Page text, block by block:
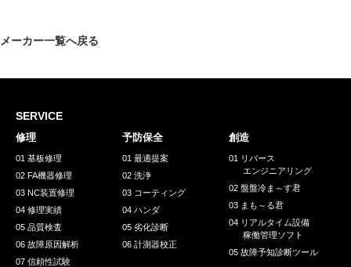
INTERVIEW
採用情報
GREEN CHALLENGE
環境への取り組み
お問い合わせ 発送先
メーカー一覧へ戻る
SERVICE
修理
01 基板修理
02 FA機器修理
03 NC装置修理
04 修理実績
05 品質検査
06 故障原因解析
07 信頼性試験
予防保全
01 最適提案
02 洗浄
03 コーティング
04 ハンダ
05 劣化診断
06 計測器校正
創造
01 リバース
エンジニアリング
02 盤盤冷ま～す君
03 まも～る君
04 リアルタイム設備
稼働管理ソフト
05 故障予知診断ツール